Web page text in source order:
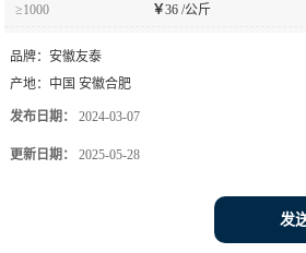
≥1000 ￥36 /公斤
品牌： 安徽友泰
产地： 中国 安徽合肥
发布日期： 2024-03-07
更新日期： 2025-05-28
发